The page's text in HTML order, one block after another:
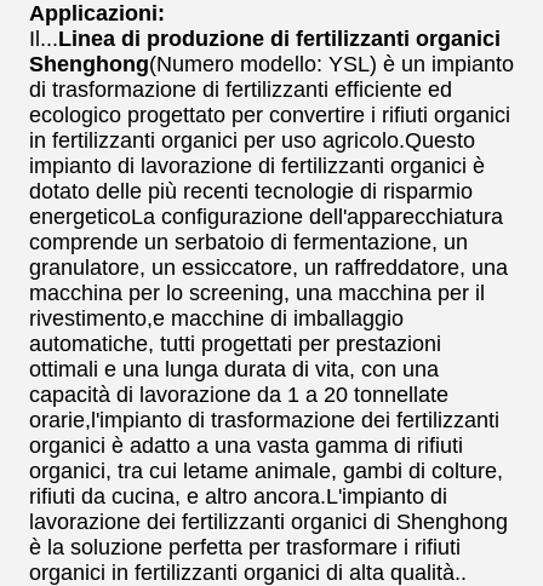
Applicazioni:
Il...Linea di produzione di fertilizzanti organici
Shenghong(Numero modello: YSL) è un impianto
di trasformazione di fertilizzanti efficiente ed
ecologico progettato per convertire i rifiuti organici
in fertilizzanti organici per uso agricolo.Questo
impianto di lavorazione di fertilizzanti organici è
dotato delle più recenti tecnologie di risparmio
energeticoLa configurazione dell'apparecchiatura
comprende un serbatoio di fermentazione, un
granulatore, un essiccatore, un raffreddatore, una
macchina per lo screening, una macchina per il
rivestimento,e macchine di imballaggio
automatiche, tutti progettati per prestazioni
ottimali e una lunga durata di vita, con una
capacità di lavorazione da 1 a 20 tonnellate
orarie,l'impianto di trasformazione dei fertilizzanti
organici è adatto a una vasta gamma di rifiuti
organici, tra cui letame animale, gambi di colture,
rifiuti da cucina, e altro ancora.L'impianto di
lavorazione dei fertilizzanti organici di Shenghong
è la soluzione perfetta per trasformare i rifiuti
organici in fertilizzanti organici di alta qualità..